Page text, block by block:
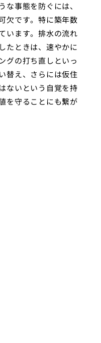
事態を防ぐには、
欠です。特に築年数
います。排水の流れ
たときは、速やかに
グの打ち直しといっ
替え、さらには仮住
ないという自覚を持
を守ることにも繋が